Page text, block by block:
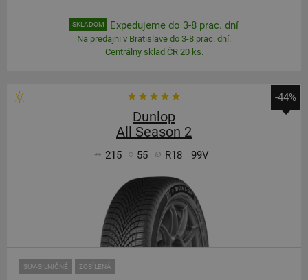
SKLADOM Expedujeme do 3-8 prac. dní
Na predajni v Bratislave do 3-8 prac. dní.
Centrálny sklad ČR 20 ks.
-44%
Dunlop
All Season 2
215 55 R18 99V
SUV-SILNIČNÉ ZOSÍLENÁ